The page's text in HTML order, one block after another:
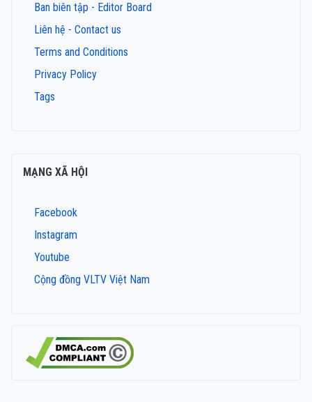
Ban biên tập - Editor Board
Liên hệ - Contact us
Terms and Conditions
Privacy Policy
Tags
MẠNG XÃ HỘI
Facebook
Instagram
Youtube
Cộng đồng VLTV Việt Nam